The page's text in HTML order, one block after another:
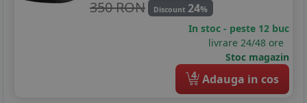
175/65R15
350 RON Discount 24%
In stoc - peste 12 buc
livrare 24/48 ore
Stoc magazin
4 Adauga in cos